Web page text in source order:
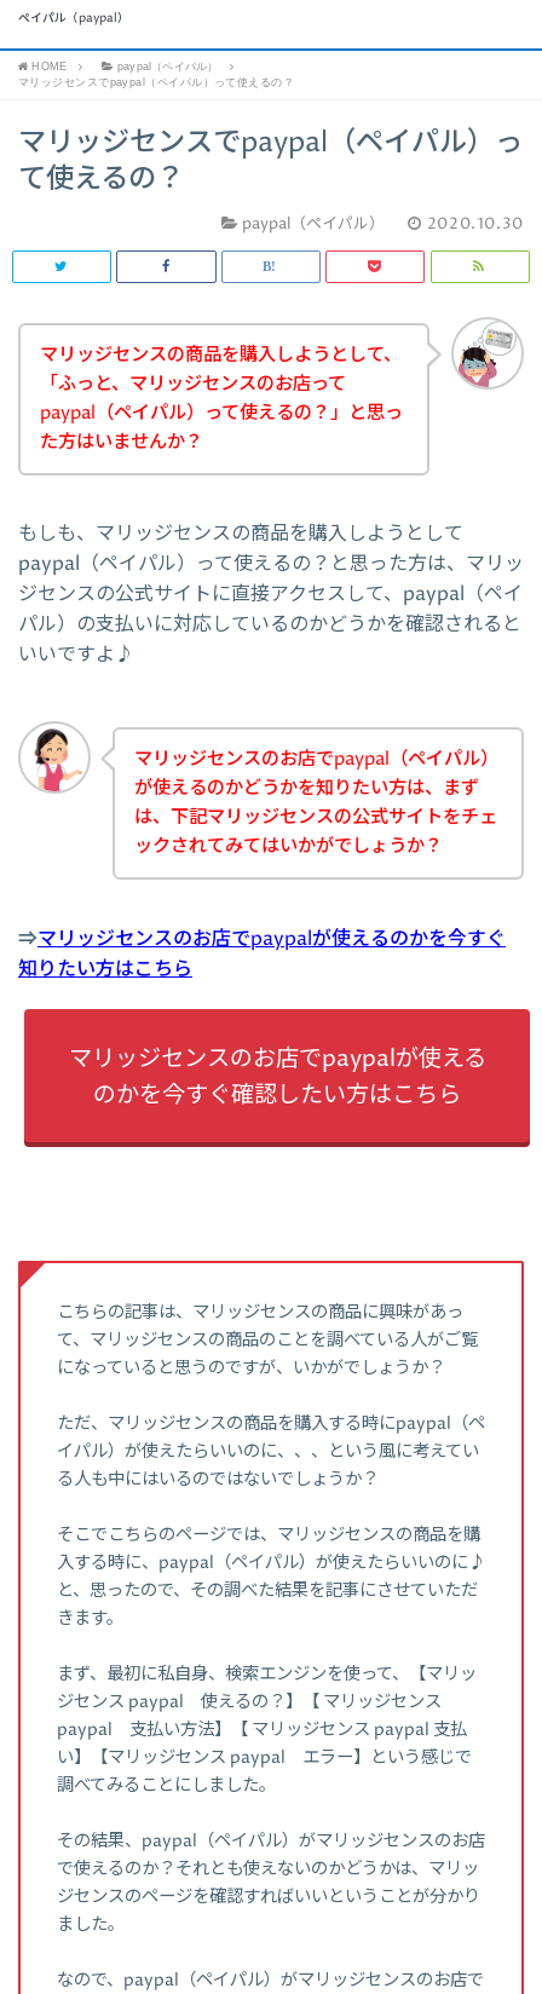
ペイパル（paypal）
HOME
paypal（ペイパル）
マリッジセンスでpaypal（ペイパル）って使えるの？
マリッジセンスでpaypal（ペイパル）っ
て使えるの？
paypal（ペイパル） 2020.10.30
マリッジセンスの商品を購入しようとして、
「ふっと、マリッジセンスのお店って
paypal（ペイパル）って使えるの？」と思っ
た方はいませんか？
もしも、マリッジセンスの商品を購入しようとして
paypal（ペイパル）って使えるの？と思った方は、マリッ
ジセンスの公式サイトに直接アクセスして、paypal（ペイ
パル）の支払いに対応しているのかどうかを確認されると
いいですよ♪
マリッジセンスのお店でpaypal（ペイパル）
が使えるのかどうかを知りたい方は、まず
は、下記マリッジセンスの公式サイトをチェ
ックされてみてはいかがでしょうか？
⇒マリッジセンスのお店でpaypalが使えるのかを今すぐ
知りたい方はこちら
マリッジセンスのお店でpaypalが使える
のかを今すぐ確認したい方はこちら
こちらの記事は、マリッジセンスの商品に興味があっ
て、マリッジセンスの商品のことを調べている人がご覧
になっていると思うのですが、いかがでしょうか？
ただ、マリッジセンスの商品を購入する時にpaypal（ペ
イパル）が使えたらいいのに、、、という風に考えてい
る人も中にはいるのではないでしょうか？
そこでこちらのページでは、マリッジセンスの商品を購
入する時に、paypal（ペイパル）が使えたらいいのに♪
と、思ったので、その調べた結果を記事にさせていただ
きます。
まず、最初に私自身、検索エンジンを使って、【マリッ
ジセンス paypal 使えるの？】【 マリッジセンス
paypal 支払い方法】【 マリッジセンス paypal 支払
い】【マリッジセンス paypal エラー】という感じで
調べてみることにしました。
その結果、paypal（ペイパル）がマリッジセンスのお店
で使えるのか？それとも使えないのかどうかは、マリッ
ジセンスのページを確認すればいいということが分かり
ました。
なので、paypal（ペイパル）がマリッジセンスのお店で